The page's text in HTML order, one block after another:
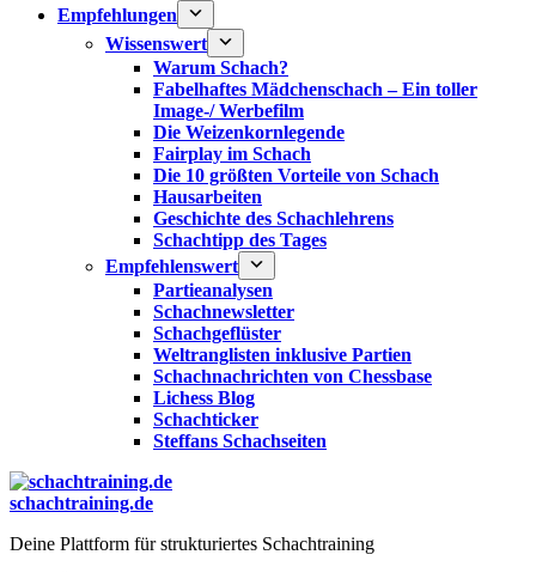
Empfehlungen
Wissenswert
Warum Schach?
Fabelhaftes Mädchenschach – Ein toller
Image-/ Werbefilm
Die Weizenkornlegende
Fairplay im Schach
Die 10 größten Vorteile von Schach‎
Hausarbeiten
Geschichte des Schachlehrens
Schachtipp des Tages
Empfehlenswert
Partieanalysen
Schachnewsletter
Schachgeflüster
Weltranglisten inklusive Partien
Schachnachrichten von Chessbase
Lichess Blog
Schachticker
Steffans Schachseiten
schachtraining.de
Deine Plattform für strukturiertes Schachtraining